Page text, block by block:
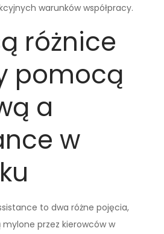
warunków współpracy.
różnice
pomocą
a
w
to dwa różne pojęcia,
przez kierowców w